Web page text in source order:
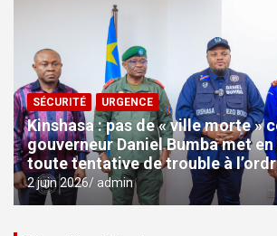
SÉCURITÉ URGENCE
Kinshasa : pas de « ville morte »
gouverneur Daniel Bumba met
toute tentative de trouble à
2 juin 2026 admin